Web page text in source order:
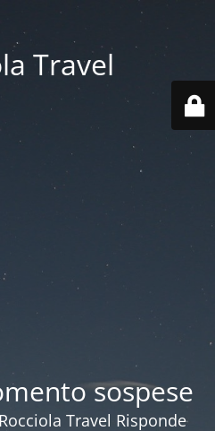
Travel
sospese
Travel Risponde